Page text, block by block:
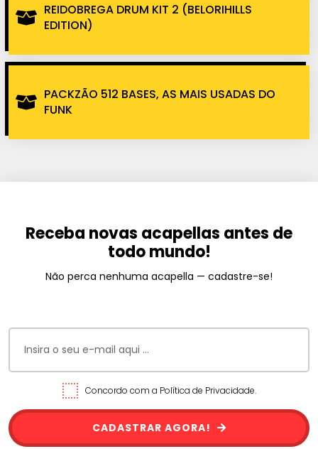
REIDOBREGA DRUM KIT 2 (BELORIHILLS
EDITION)
PACKZÃO 512 BASES, AS MAIS USADAS DO
FUNK
Receba novas acapellas antes de
todo mundo!
Não perca nenhuma acapella — cadastre-se!
Concordo com a Política de Privacidade.
CADASTRAR AGORA!